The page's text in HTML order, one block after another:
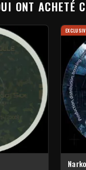
ONT ACHETÉ